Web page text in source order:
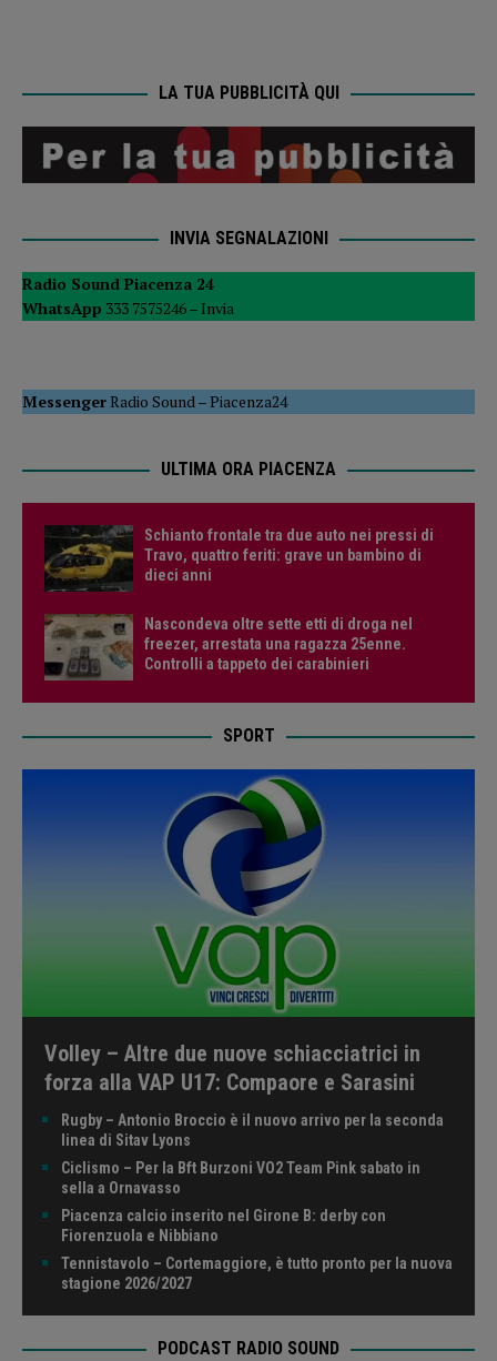
LA TUA PUBBLICITÀ QUI
INVIA SEGNALAZIONI
Radio Sound Piacenza 24
WhatsApp 333 7575246 – Invia
MessengerRadio Sound –Piacenza24
ULTIMA ORA PIACENZA
Schianto frontale tra due auto nei pressi di
Travo, quattro feriti: grave un bambino di
dieci anni
Nascondeva oltre sette etti di droga nel
freezer, arrestata una ragazza 25enne.
Controlli a tappeto dei carabinieri
SPORT
Volley – Altre due nuove schiacciatrici in
forza alla VAP U17: Compaore e Sarasini
Rugby – Antonio Broccio è il nuovo arrivo per la seconda
linea di Sitav Lyons
Ciclismo – Per la Bft Burzoni VO2 Team Pink sabato in
sella a Ornavasso
Piacenza calcio inserito nel Girone B: derby con
Fiorenzuola e Nibbiano
Tennistavolo – Cortemaggiore, è tutto pronto per la nuova
stagione 2026/2027
PODCAST RADIO SOUND